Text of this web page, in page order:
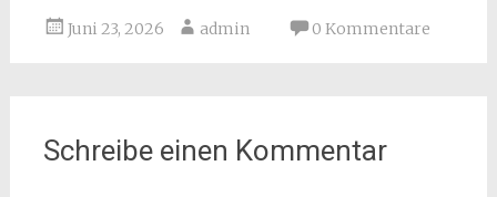
Juni 23, 2026 admin 0 Kommentare
Schreibe einen Kommentar